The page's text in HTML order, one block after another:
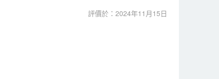
評價於：2024年11月15日